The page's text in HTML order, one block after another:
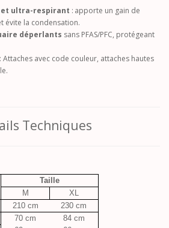
et ultra-respirant : apporte un gain de
évite la condensation.
déperlants sans PFAS/PFC, protégeant
: Attaches avec code couleur, attaches hautes
Techniques
Taille
M
XL
210 cm 230 cm
70 cm
84 cm